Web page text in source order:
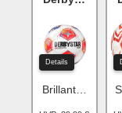
Details
Brillant Replica